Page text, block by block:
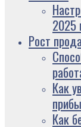
2025
Рост
Как
Как